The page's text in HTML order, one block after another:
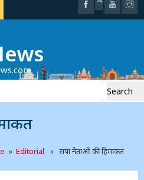
» Editorial » सपा नेताओं की हिमाकत